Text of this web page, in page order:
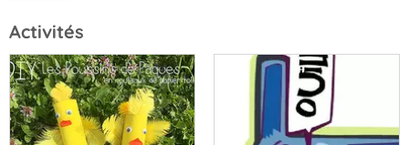
Activités